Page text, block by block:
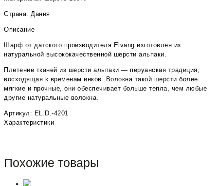
Страна: Дания
Описание
Шарф от датского производителя Elvang изготовлен из
натуральной высококачественной шерсти альпаки.
Плетение тканей из шерсти альпаки — перуанская традиция,
восходящая к временам инков. Волокна такой шерсти более
мягкие и прочные, они обеспечивает больше тепла, чем любые
другие натуральные волокна.
Артикул: EL.D.-4201
Характеристики
Похожие товары